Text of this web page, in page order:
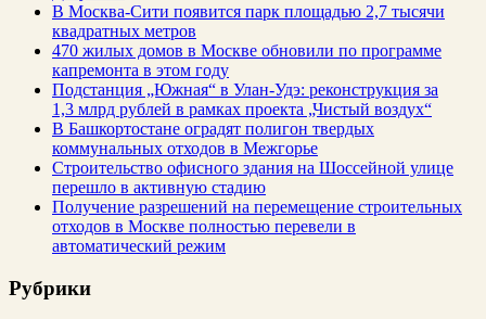
В Москва-Сити появится парк площадью 2,7 тысячи
квадратных метров
470 жилых домов в Москве обновили по программе
капремонта в этом году
Подстанция „Южная“ в Улан‑Удэ: реконструкция за
1,3 млрд рублей в рамках проекта „Чистый воздух“
В Башкортостане оградят полигон твердых
коммунальных отходов в Межгорье
Строительство офисного здания на Шоссейной улице
перешло в активную стадию
Получение разрешений на перемещение строительных
отходов в Москве полностью перевели в
автоматический режим
Рубрики